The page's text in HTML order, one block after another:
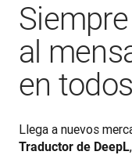
La fiabilidad de la
Desarrollando
De la traducción de
Building an
al
en
Traductor de DeepL